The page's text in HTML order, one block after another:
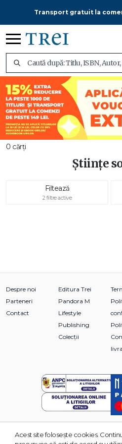
Transport gratuit la
0 cărți
Științe
Filtează
2 filtre active
Despre noi
Parteneri
Contact
Editura Trei
Pandora M
Lifestyle
Publishing
Colecții
© 2026 Grupul Editorial TREI.
Acest site foloseşte cookies.